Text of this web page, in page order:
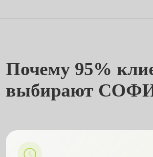
Почему 95%
выбирают